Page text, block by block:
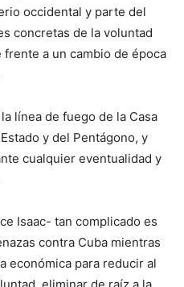
occidental y parte del
concretas de la voluntad
a un cambio de época
línea de fuego de la Casa
y del Pentágono, y
cualquier eventualidad y
Isaac- tan complicado es
contra Cuba mientras
económica para reducir al